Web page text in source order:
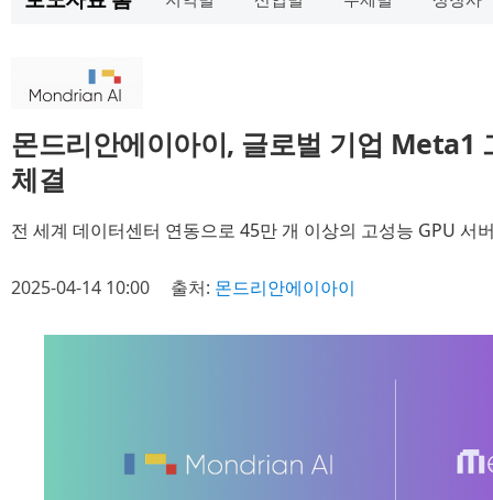
몬드리안에이아이, 글로벌 기업 Meta1
체결
전 세계 데이터센터 연동으로 45만 개 이상의 고성능 GPU 서
2025-04-14 10:00 출처: 몬드리안에이아이